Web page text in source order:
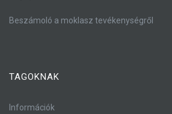
Beszámoló a moklasz tevékenységről
TAGOKNAK
Információk